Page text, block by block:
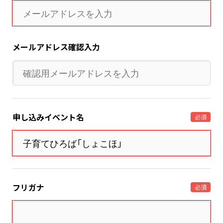
メールアドレス確認入力
申し込みイベント名 必須
フリガナ 必須